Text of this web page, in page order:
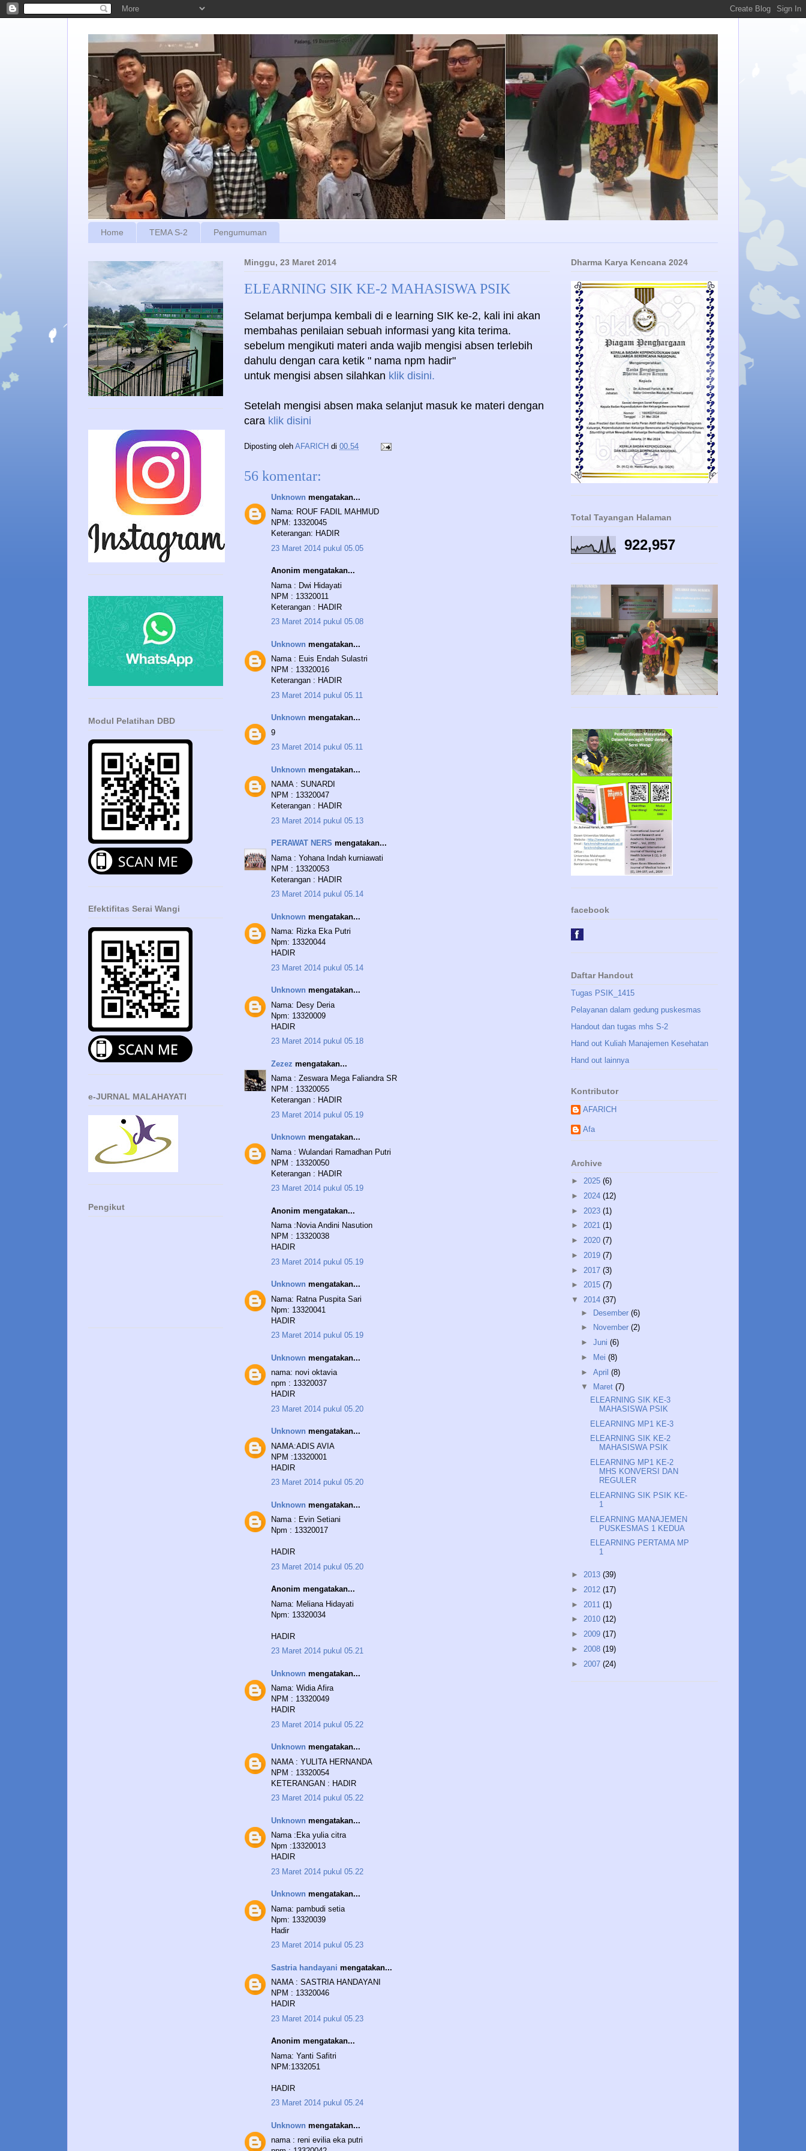
Home TEMA S-2 Pengumuman
Minggu, 23 Maret 2014
ELEARNING SIK KE-2 MAHASISWA PSIK
Selamat berjumpa kembali di e learning SIK ke-2, kali ini akan
membahas penilaian sebuah informasi yang kita terima.
sebelum mengikuti materi anda wajib mengisi absen terlebih
dahulu dengan cara ketik " nama npm hadir"
untuk mengisi absen silahkan klik disini.
Setelah mengisi absen maka selanjut masuk ke materi dengan
cara klik disini
Diposting oleh AFARICH di 00.54
56 komentar:
Unknown mengatakan...
Nama: ROUF FADIL MAHMUD
NPM: 13320045
Keterangan: HADIR
23 Maret 2014 pukul 05.05
Anonim mengatakan...
Nama : Dwi Hidayati
NPM : 13320011
Keterangan : HADIR
23 Maret 2014 pukul 05.08
Unknown mengatakan...
Nama : Euis Endah Sulastri
NPM : 13320016
Keterangan : HADIR
23 Maret 2014 pukul 05.11
Unknown mengatakan...
9
23 Maret 2014 pukul 05.11
Unknown mengatakan...
NAMA : SUNARDI
NPM : 13320047
Keterangan : HADIR
23 Maret 2014 pukul 05.13
PERAWAT NERS mengatakan...
Nama : Yohana Indah kurniawati
NPM : 13320053
Keterangan : HADIR
23 Maret 2014 pukul 05.14
Unknown mengatakan...
Nama: Rizka Eka Putri
Npm: 13320044
HADIR
23 Maret 2014 pukul 05.14
Unknown mengatakan...
Nama: Desy Deria
Npm: 13320009
HADIR
23 Maret 2014 pukul 05.18
Zezez mengatakan...
Nama : Zeswara Mega Faliandra SR
NPM : 13320055
Keterangan : HADIR
23 Maret 2014 pukul 05.19
Unknown mengatakan...
Nama : Wulandari Ramadhan Putri
NPM : 13320050
Keterangan : HADIR
23 Maret 2014 pukul 05.19
Anonim mengatakan...
Nama :Novia Andini Nasution
NPM : 13320038
HADIR
23 Maret 2014 pukul 05.19
Unknown mengatakan...
Nama: Ratna Puspita Sari
Npm: 13320041
HADIR
23 Maret 2014 pukul 05.19
Unknown mengatakan...
nama: novi oktavia
npm : 13320037
HADIR
23 Maret 2014 pukul 05.20
Unknown mengatakan...
NAMA:ADIS AVIA
NPM :13320001
HADIR
23 Maret 2014 pukul 05.20
Unknown mengatakan...
Nama : Evin Setiani
Npm : 13320017
HADIR
23 Maret 2014 pukul 05.20
Anonim mengatakan...
Nama: Meliana Hidayati
Npm: 13320034
HADIR
23 Maret 2014 pukul 05.21
Unknown mengatakan...
Nama: Widia Afira
NPM : 13320049
HADIR
23 Maret 2014 pukul 05.22
Unknown mengatakan...
NAMA : YULITA HERNANDA
NPM : 13320054
KETERANGAN : HADIR
23 Maret 2014 pukul 05.22
Unknown mengatakan...
Nama :Eka yulia citra
Npm :13320013
HADIR
23 Maret 2014 pukul 05.22
Unknown mengatakan...
Nama: pambudi setia
Npm: 13320039
Hadir
23 Maret 2014 pukul 05.23
Sastria handayani mengatakan...
NAMA : SASTRIA HANDAYANI
NPM : 13320046
HADIR
23 Maret 2014 pukul 05.23
Anonim mengatakan...
Nama: Yanti Safitri
NPM:1332051
HADIR
23 Maret 2014 pukul 05.24
Unknown mengatakan...
nama : reni evilia eka putri
Modul Pelatihan DBD
Efektifitas Serai Wangi
e-JURNAL MALAHAYATI
Pengikut
Dharma Karya Kencana 2024
Total Tayangan Halaman
922,957
facebook
Daftar Handout
Tugas PSIK_1415
Pelayanan dalam gedung puskesmas
Handout dan tugas mhs S-2
Hand out Kuliah Manajemen Kesehatan
Hand out lainnya
Kontributor
AFARICH
Afa
Archive
► 2025 (6)
► 2024 (12)
► 2023 (1)
► 2021 (1)
► 2020 (7)
► 2019 (7)
► 2017 (3)
► 2015 (7)
▼ 2014 (37)
► Desember (6)
►
November (2)
► Juni (6)
►
Mei (8)
► April (8)
▼
Maret (7)
ELEARNING SIK KE-3
MAHASISWA PSIK
ELEARNING MP1 KE-3
ELEARNING SIK KE-2
MAHASISWA PSIK
ELEARNING MP1 KE-2
MHS KONVERSI DAN
REGULER
ELEARNING SIK PSIK KE-
1
ELEARNING MANAJEMEN
PUSKESMAS 1 KEDUA
ELEARNING PERTAMA MP
1
► 2013 (39)
► 2012 (17)
► 2011 (1)
► 2010 (12)
► 2009 (17)
► 2008 (19)
► 2007 (24)